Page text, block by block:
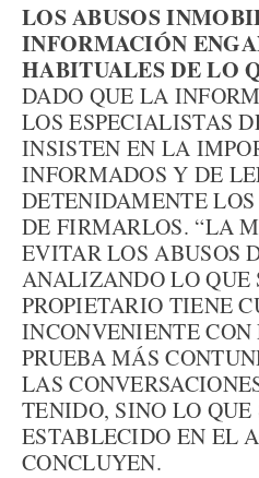
LOS ABUSOS
INFORMACIÓN
HABITUALES DE LO
DADO QUE LA
LOS ESPECIALISTAS
INSISTEN EN LA
INFORMADOS Y DE
DETENIDAMENTE
DE FIRMARLOS. “LA
EVITAR LOS ABUSOS
ANALIZANDO LO QUE
PROPIETARIO TIENE
INCONVENIENTE
PRUEBA MÁS
LAS
TENIDO, SINO LO QUE
ESTABLECIDO EN EL
CONCLUYEN.